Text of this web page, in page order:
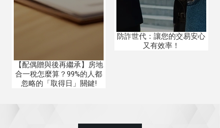
【配偶贈與後再繼承】房地
合一稅怎麼算？99%的人都
忽略的「取得日」關鍵!
防詐世代：讓您的交易安心
又有效率！